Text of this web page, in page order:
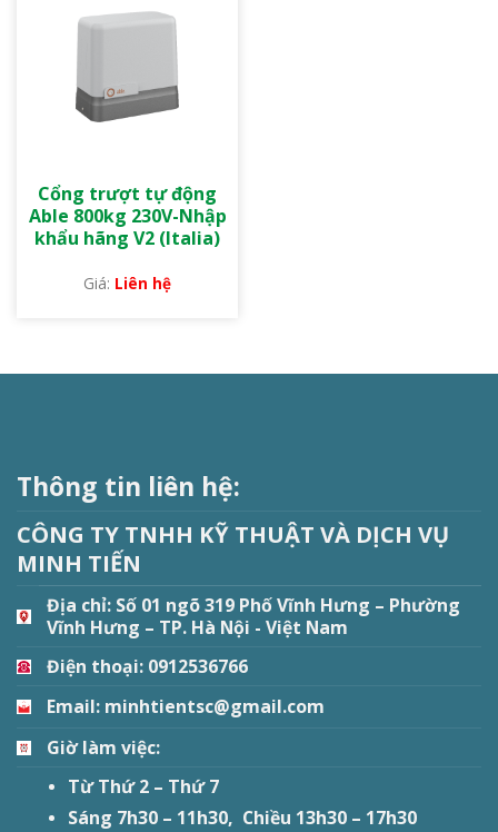
Cổng trượt tự động
Able 800kg 230V-Nhập
khẩu hãng V2 (Italia)
Liên hệ
Thông tin liên hệ:
CÔNG TY TNHH KỸ THUẬT VÀ DỊCH VỤ
MINH TIẾN
Địa chỉ: Số 01 ngõ 319 Phố Vĩnh Hưng – Phường
Vĩnh Hưng – TP. Hà Nội - Việt Nam
Điện thoại: 0912536766
Email: minhtientsc@gmail.com
Giờ làm việc:
Từ Thứ 2 – Thứ 7
Sáng 7h30 – 11h30, Chiều 13h30 – 17h30